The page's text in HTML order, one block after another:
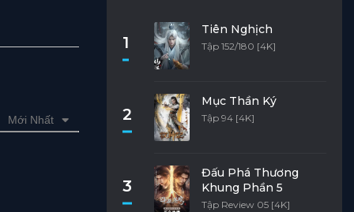
Mới Nhất
1
Tiên Nghịch
Tập 152/180 [4K]
2
Mục Thần Ký
Tập 94 [4K]
3
Đấu Phá Thương
Khung Phần 5
Tập Review 05 [4K]